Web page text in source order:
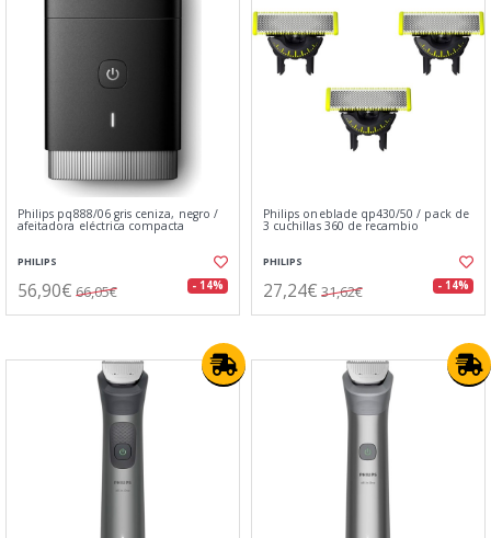
Philips pq888/06 gris ceniza, negro /
afeitadora eléctrica compacta
PHILIPS
56,90€ 66,05€ - 14%
Philips oneblade qp430/50 / pack de
3 cuchillas 360 de recambio
PHILIPS
27,24€ 31,62€ - 14%